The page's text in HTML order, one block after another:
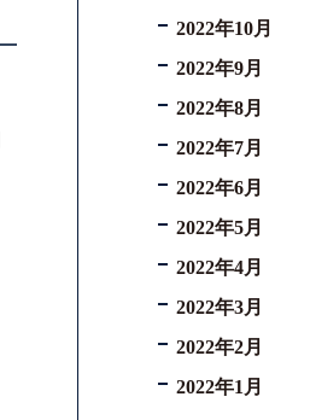
2022年10月
2022年9月
2022年8月
2022年7月
2022年6月
2022年5月
2022年4月
2022年3月
2022年2月
2022年1月